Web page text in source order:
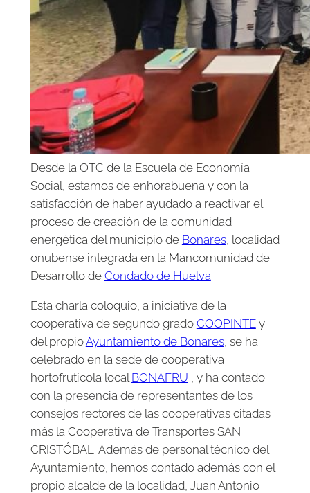
Desde la OTC de la Escuela de Economía
Social, estamos de enhorabuena y con la
satisfacción de haber ayudado a reactivar el
proceso de creación de la comunidad
energética del municipio de Bonares, localidad
onubense integrada en la Mancomunidad de
Desarrollo de Condado de Huelva.
Esta charla coloquio, a iniciativa de la
cooperativa de segundo grado COOPINTEy
del propioAyuntamiento de Bonares, se ha
celebrado en la sede de cooperativa
hortofrutícola local BONAFRU , y ha contado
con la presencia de representantes de los
consejos rectores de las cooperativas citadas
más la Cooperativa de Transportes SAN
CRISTÓBAL. Además de personal técnico del
Ayuntamiento, hemos contado además con el
propio alcalde de la localidad, Juan Antonio